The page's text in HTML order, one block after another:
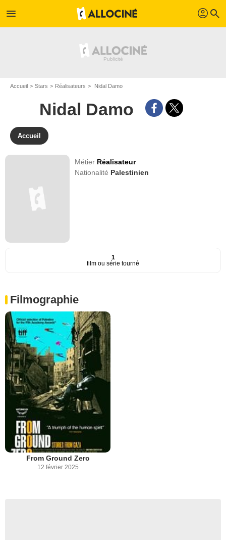
menu profil search
Accueil Stars Réalisateurs Nidal Damo
Nidal Damo
Accueil
Métier Réalisateur
Nationalité Palestinien
1
film ou série tourné
Filmographie
From Ground Zero
12 février 2025